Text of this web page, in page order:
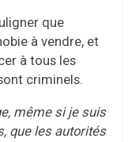
que
à vendre, et
à tous les
criminels.
même si je suis
que les autorités